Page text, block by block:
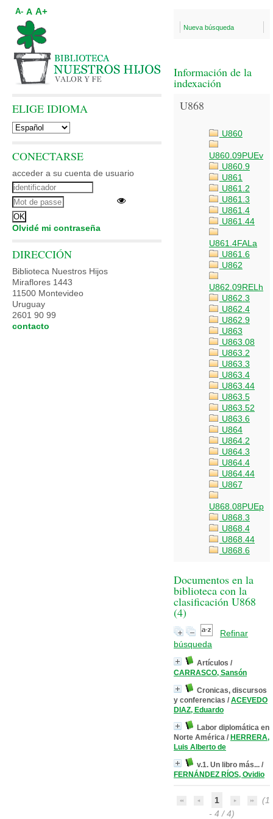
Nueva búsqueda
Información de la
indexación
U868
U860
U860.09PUEv
U860.9
U861
U861.2
U861.3
U861.4
U861.44
U861.4FALa
U861.6
U862
U862.09RELh
U862.3
U862.4
U862.9
U863
U863.08
U863.2
U863.3
U863.4
U863.44
U863.5
U863.52
U863.6
U864
U864.2
U864.3
U864.4
U864.44
U867
U868.08PUEp
U868.3
U868.4
U868.44
U868.6
Documentos en la
biblioteca con la
clasificación U868
(4)
Refinar
búsqueda
Artículos /
CARRASCO, Sansón
Cronicas, discursos
y conferencias / ACEVEDO
DIAZ, Eduardo
Labor diplomática en
Norte América / HERRERA,
Luis Alberto de
v.1. Un libro más... /
FERNÁNDEZ RÍOS, Ovidio
1
(1
- 4 / 4)
A- A A+
ELIGE IDIOMA
CONECTARSE
acceder a su cuenta de usuario
Olvidé mi contraseña
DIRECCIÓN
Biblioteca Nuestros Hijos
Miraflores 1443
11500 Montevideo
Uruguay
2601 90 99
contacto